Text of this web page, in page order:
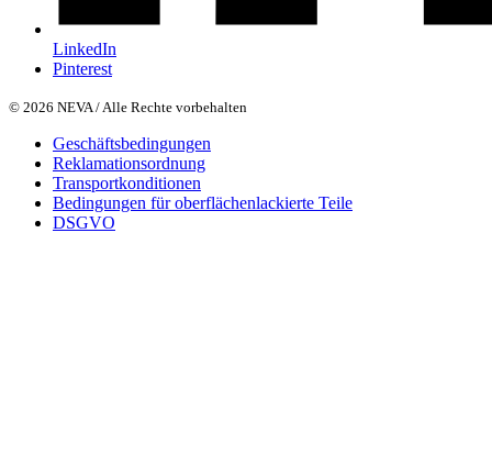
LinkedIn
Pinterest
© 2026 NEVA / Alle Rechte vorbehalten
Geschäftsbedingungen
Reklamationsordnung
Transportkonditionen
Bedingungen für oberflächenlackierte Teile
DSGVO